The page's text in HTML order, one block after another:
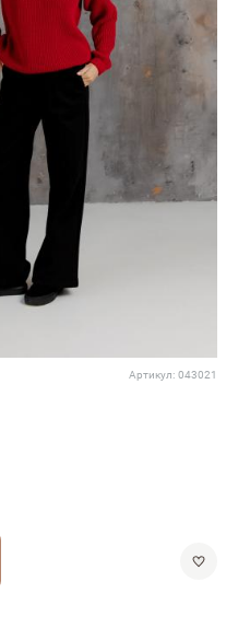
Артикул: 043021